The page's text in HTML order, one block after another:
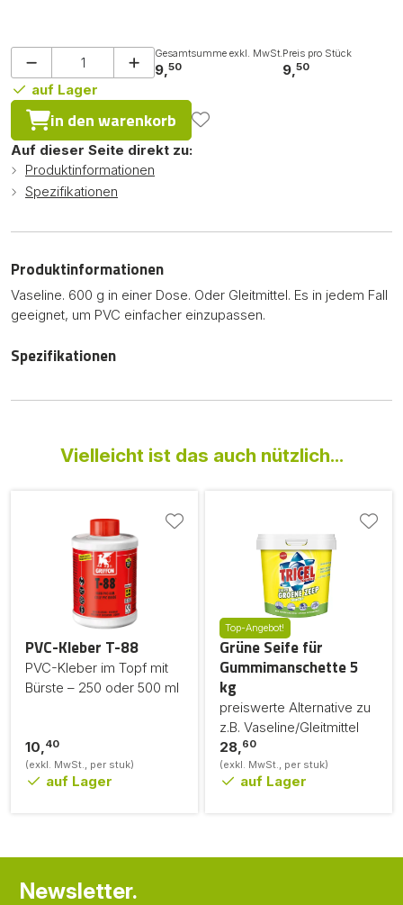
Gesamtsumme exkl. MwSt.
9, 50
Preis pro Stück
9, 50
auf Lager
in den warenkorb
Auf dieser Seite direkt zu:
Produktinformationen
Spezifikationen
Produktinformationen
Vaseline. 600 g in einer Dose. Oder Gleitmittel. Es in jedem Fall
geeignet, um PVC einfacher einzupassen.
Spezifikationen
Vielleicht ist das auch nützlich...
PVC-Kleber T-88
PVC-Kleber im Topf mit
Bürste – 250 oder 500 ml
10, 40
(exkl. MwSt., per stuk)
auf Lager
Top-Angebot!
Grüne Seife für
Gummimanschette 5
kg
preiswerte Alternative zu
z.B. Vaseline/Gleitmittel
28, 60
(exkl. MwSt., per stuk)
auf Lager
Newsletter.